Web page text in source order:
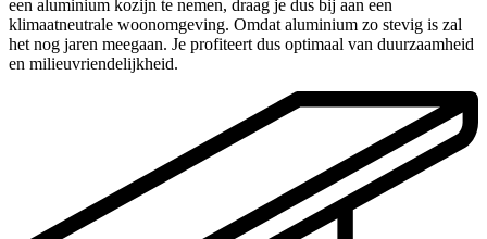
een aluminium kozijn te nemen, draag je dus bij aan een
klimaatneutrale woonomgeving. Omdat aluminium zo stevig is zal
het nog jaren meegaan. Je profiteert dus optimaal van duurzaamheid
en milieuvriendelijkheid.